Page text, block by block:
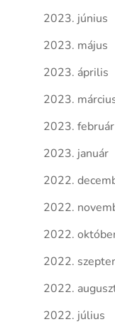
2023. június
2023. május
2023. április
2023.
2023. február
2023. január
2022.
2022.
2022.
2022.
2022.
2022. július